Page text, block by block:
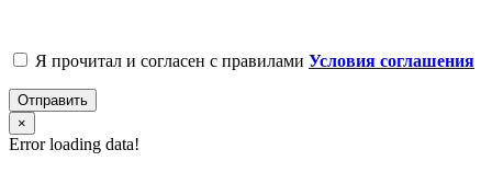
Я прочитал и согласен с правилами Условия соглашения
Отправить
×
Error loading data!